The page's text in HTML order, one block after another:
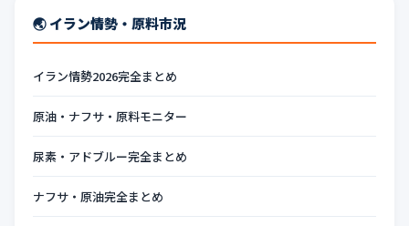
🌏 イラン情勢・原料市況
イラン情勢2026完全まとめ
原油・ナフサ・原料モニター
尿素・アドブルー完全まとめ
ナフサ・原油完全まとめ